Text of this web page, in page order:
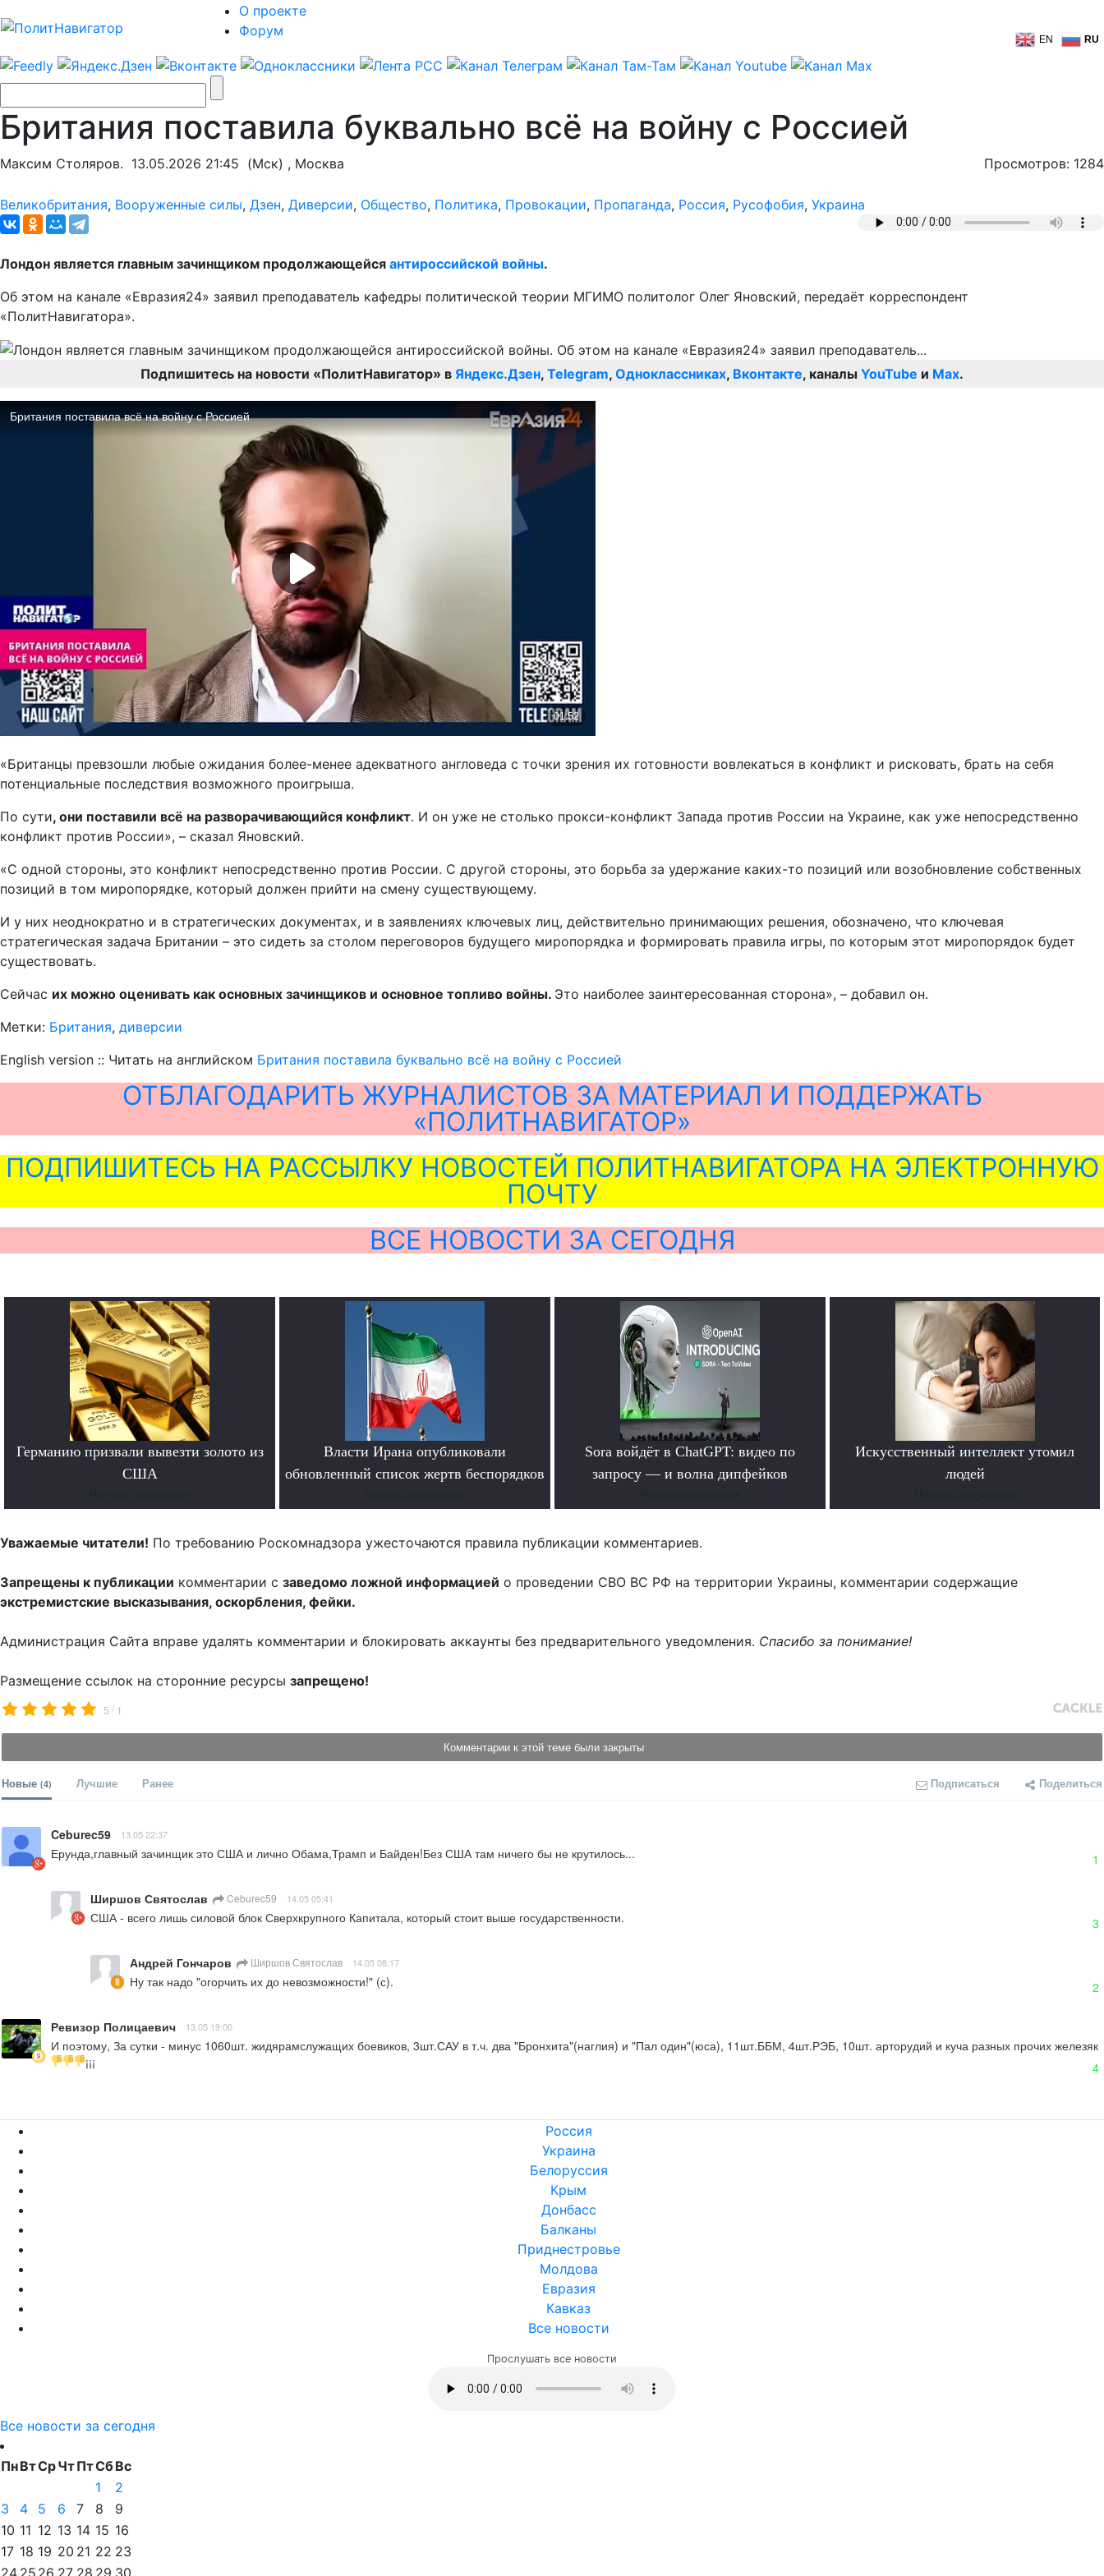
О проекте
Форум
EN RU
Британия поставила буквально всё на войну с Россией
Максим Столяров. 13.05.2026 21:45 (Мск) , Москва Просмотров: 1284
Великобритания, Вооруженные силы, Дзен, Диверсии, Общество, Политика, Провокации, Пропаганда, Россия, Русофобия, Украина
Лондон является главным зачинщиком продолжающейся антироссийской войны.
Об этом на канале «Евразия24» заявил преподаватель кафедры политической теории МГИМО политолог Олег Яновский, передаёт корреспондент
«ПолитНавигатора».
Подпишитесь на новости «ПолитНавигатор» в Яндекс.Дзен, Telegram, Одноклассниках, Вконтакте, каналы YouTube и Max.
«Британцы превзошли любые ожидания более-менее адекватного англоведа с точки зрения их готовности вовлекаться в конфликт и рисковать, брать на себя
потенциальные последствия возможного проигрыша.
По сути, они поставили всё на разворачивающийся конфликт. И он уже не столько прокси-конфликт Запада против России на Украине, как уже непосредственно
конфликт против России», – сказал Яновский.
«С одной стороны, это конфликт непосредственно против России. С другой стороны, это борьба за удержание каких-то позиций или возобновление собственных
позиций в том миропорядке, который должен прийти на смену существующему.
И у них неоднократно и в стратегических документах, и в заявлениях ключевых лиц, действительно принимающих решения, обозначено, что ключевая
стратегическая задача Британии – это сидеть за столом переговоров будущего миропорядка и формировать правила игры, по которым этот миропорядок будет
существовать.
Сейчас их можно оценивать как основных зачинщиков и основное топливо войны. Это наиболее заинтересованная сторона», – добавил он.
Метки: Британия, диверсии
English version :: Читать на английском Британия поставила буквально всё на войну с Россией
ОТБЛАГОДАРИТЬ ЖУРНАЛИСТОВ ЗА МАТЕРИАЛ И ПОДДЕРЖАТЬ
«ПОЛИТНАВИГАТОР»
ПОДПИШИТЕСЬ НА РАССЫЛКУ НОВОСТЕЙ ПОЛИТНАВИГАТОРА НА ЭЛЕКТРОННУЮ
ПОЧТУ
ВСЕ НОВОСТИ ЗА СЕГОДНЯ
Германию призвали вывезти золото из
США
Власти Ирана опубликовали
обновленный список жертв беспорядков
Sora войдёт в ChatGPT: видео по
запросу — и волна дипфейков
Искусственный интеллект утомил
людей
Уважаемые читатели! По требованию Роскомнадзора ужесточаются правила публикации комментариев.
Запрещены к публикации комментарии с заведомо ложной информацией о проведении СВО ВС РФ на территории Украины, комментарии содержащие
экстремистские высказывания, оскорбления, фейки.
Администрация Сайта вправе удалять комментарии и блокировать аккаунты без предварительного уведомления. Спасибо за понимание!
Размещение ссылок на сторонние ресурсы запрещено!
5 / 1
Комментарии к этой теме были закрыты
Новые (4) Лучшие Ранее Подписаться Поделиться
Ceburec59 13.05 22:37
Ерунда,главный зачинщик это США и лично Обама,Трамп и Байден!Без США там ничего бы не крутилось... 1
Ширшов Святослав Ceburec59 14.05 05:41
США - всего лишь силовой блок Сверхкрупного Капитала, который стоит выше государственности. 3
Андрей Гончаров Ширшов Святослав 14.05 08:17
Ну так надо "огорчить их до невозможности!" (с). 2
Ревизор Полицаевич 13.05 19:00
И поэтому, За сутки - минус 1060шт. жидярамслужащих боевиков, 3шт.САУ в т.ч. два "Бронхита"(наглия) и "Пал один"(юса), 11шт.ББМ, 4шт.РЭБ, 10шт. арторудий и куча разных прочих железяк
¡¡¡
4
Россия
Украина
Белоруссия
Крым
Донбасс
Балканы
Приднестровье
Молдова
Евразия
Кавказ
Все новости
Прослушать все новости
Все новости за сегодня
ПнВтСрЧтПтСбВс
1
2
3
4 5 6 7 8
9
10 11 12 13 14 15 16
17 18 19 20 21 22 23